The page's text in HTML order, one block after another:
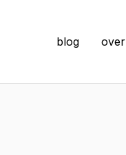
blog over